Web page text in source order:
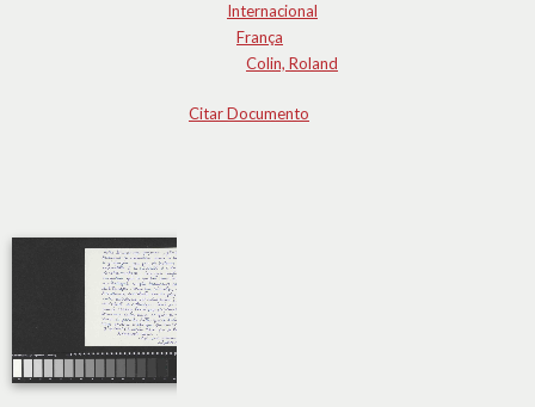
Internacional
França
Colin, Roland
Citar Documento